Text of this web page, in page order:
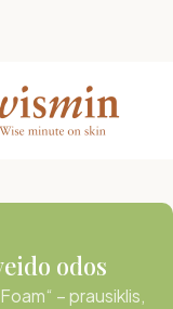
odos
– prausiklis,